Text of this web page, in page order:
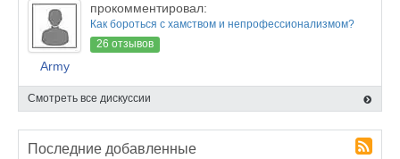
Army
прокомментировал:
Как бороться с хамством и непрофессионализмом?
26 отзывов
Смотреть все дискуссии
Последние добавленные